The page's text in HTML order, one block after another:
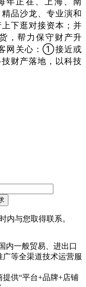
品沙龙、专业演和
下逛对接资本；并
，帮力保守财产升
网关心：①接近或
财产落地，以科技
内与您取得联系。
内一般贸易、进出口
等全渠道技术运营服
供“平台+品牌+店铺